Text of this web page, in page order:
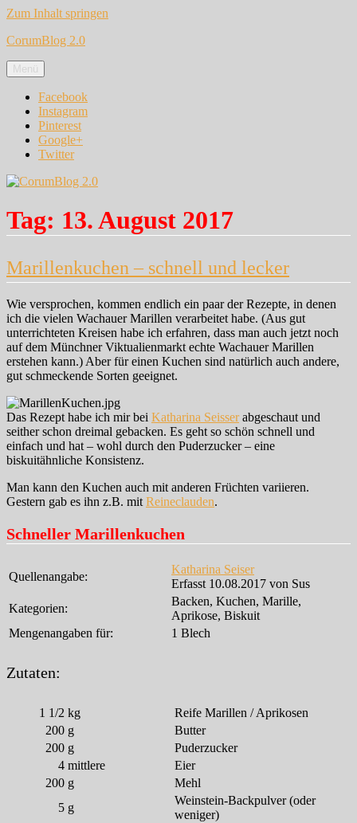
Zum Inhalt springen
CorumBlog 2.0
Menü
Facebook
Instagram
Pinterest
Google+
Twitter
Tag: 13. August 2017
Marillenkuchen – schnell und lecker
Wie versprochen, kommen endlich ein paar der Rezepte, in denen
ich die vielen Wachauer Marillen verarbeitet habe. (Aus gut
unterrichteten Kreisen habe ich erfahren, dass man auch jetzt noch
auf dem Münchner Viktualienmarkt echte Wachauer Marillen
erstehen kann.) Aber für einen Kuchen sind natürlich auch andere,
gut schmeckende Sorten geeignet.
Das Rezept habe ich mir bei Katharina Seisserabgeschaut und
seither schon dreimal gebacken. Es geht so schön schnell und
einfach und hat – wohl durch den Puderzucker – eine
biskuitähnliche Konsistenz.
Man kann den Kuchen auch mit anderen Früchten variieren.
Gestern gab es ihn z.B. mit Reineclauden.
Schneller Marillenkuchen
Quellenangabe:
Katharina Seiser
Erfasst 10.08.2017 von Sus
Kategorien:
Backen, Kuchen, Marille,
Aprikose, Biskuit
Mengenangaben für:
1 Blech
Zutaten:
1 1/2 kg
Reife Marillen / Aprikosen
200 g
Butter
200 g
Puderzucker
4 mittlere
Eier
200 g
Mehl
5 g
Weinstein-Backpulver (oder
weniger)